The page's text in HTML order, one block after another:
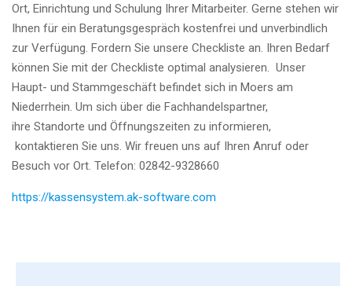
Ort, Einrichtung und Schulung Ihrer Mitarbeiter. Gerne stehen wir
Ihnen für ein Beratungsgespräch kostenfrei und unverbindlich
zur Verfügung. Fordern Sie unsere Checkliste an. Ihren Bedarf
können Sie mit der Checkliste optimal analysieren. Unser
Haupt- und Stammgeschäft befindet sich in Moers am
Niederrhein. Um sich über die Fachhandelspartner,
ihre Standorte und Öffnungszeiten zu informieren,
kontaktieren Sie uns. Wir freuen uns auf Ihren Anruf oder
Besuch vor Ort. Telefon: 02842-9328660
https://kassensystem.ak-software.com